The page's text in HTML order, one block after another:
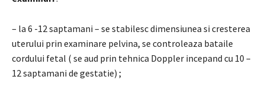
– la 6 -12 saptamani – se stabilesc dimensiunea si cresterea
uterului prin examinare pelvina, se controleaza bataile
cordului fetal ( se aud prin tehnica Doppler incepand cu 10 –
12 saptamani de gestatie) ;